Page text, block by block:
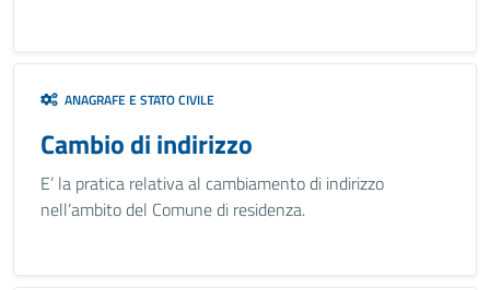
ANAGRAFE E STATO CIVILE
Cambio di indirizzo
E’ la pratica relativa al cambiamento di indirizzo
nell’ambito del Comune di residenza.